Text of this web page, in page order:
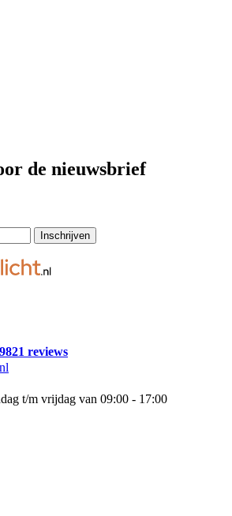
de nieuwsbrief
Inschrijven
9821 reviews
t/m vrijdag van 09:00 - 17:00